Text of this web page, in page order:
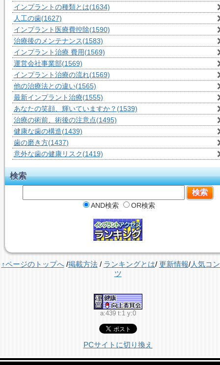
インプラントの種類とは(1634)
人工の歯(1627)
インプラント医療費控除(1590)
治療後のメンテナンス(1583)
インプラント治療 費用(1569)
運営会社事業部(1569)
インプラント治療の流れ(1569)
他の治療法との違い(1565)
最新インプラント治療(1555)
あなたの笑顔、輝いていますか？ (1539)
治療の術前、術後の注意点(1495)
健康な歯の構造(1439)
歯の磨き方(1437)
意外な歯の健康リスク(1419)
検索
AND検索 OR検索
↑ページのトップへ/掲載方法/ ランキングとは/ 更新情報/人気コ
ツ
a:439 t:1 y:0
PCサイトに切り換え